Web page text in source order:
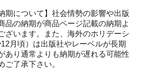
期について】社会情勢の影響や出版
品の納期が商品ページ記載の納期よ
ざいます。また、海外のホリデーシ
月頃）は出版社やレーベルが長期
あり通常よりも納期が遅れる可能性
ご了承下さい。